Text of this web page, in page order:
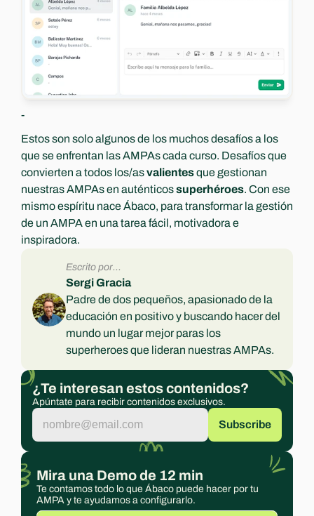
-
Estos son solo algunos de los muchos desafíos a los
que se enfrentan las AMPAs cada curso. Desafíos que
convierten a todos los/as valientes que gestionan
nuestras AMPAs en auténticos superhéroes. Con ese
mismo espíritu nace Ábaco, para transformar la gestión
de un AMPA en una tarea fácil, motivadora e
inspiradora.
Escrito por...
Sergi Gracia
Padre de dos pequeños, apasionado de la
educación en positivo y buscando hacer del
mundo un lugar mejor paras los
superheroes que lideran nuestras AMPAs.
¿Te interesan estos contenidos?
Apúntate para recibir contenidos exclusivos.
Mira una Demo de 12 min
Te contamos todo lo que Ábaco puede hacer por tu
AMPA y te ayudamos a configurarlo.